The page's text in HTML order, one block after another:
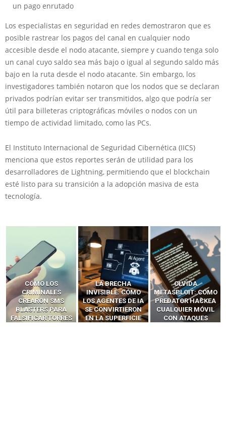
un pago enrutado
Los especialistas en seguridad en redes demostraron que es
posible rastrear los pagos del canal en cualquier nodo
accesible desde el nodo atacante, siempre y cuando tenga solo
un canal cuyo saldo sea más bajo o igual al segundo saldo más
bajo en la ruta desde el nodo atacante. Sin embargo, los
investigadores también notaron que los nodos que se declaran
privados podrían evitar ser transmitidos, algo que podría ser
útil para billeteras criptográficas móviles o nodos con un
tiempo de actividad limitado, como las PCs.
El Instituto Internacional de Seguridad Cibernética (IICS)
menciona que estos reportes serán de utilidad para los
desarrolladores de Lightning, permitiendo que el blockchain
esté listo para su transición a la adopción masiva de esta
tecnología.
LA BRECHA
INVISIBLE: CÓMO
LOS AGENTES DE IA
SE CONVIRTIERON
EN LA SUPERFICIE
OLVIDA
METASPLOIT: CÓMO
PREDATOR HACKEA
CUALQUIER MÓVIL
CON ATAQUES
CÓMO LOS HACKERS
INTERCEPTAN OTPS
Y LLAMADAS
MÓVILES SIN
‘HACKEAR’ — EL